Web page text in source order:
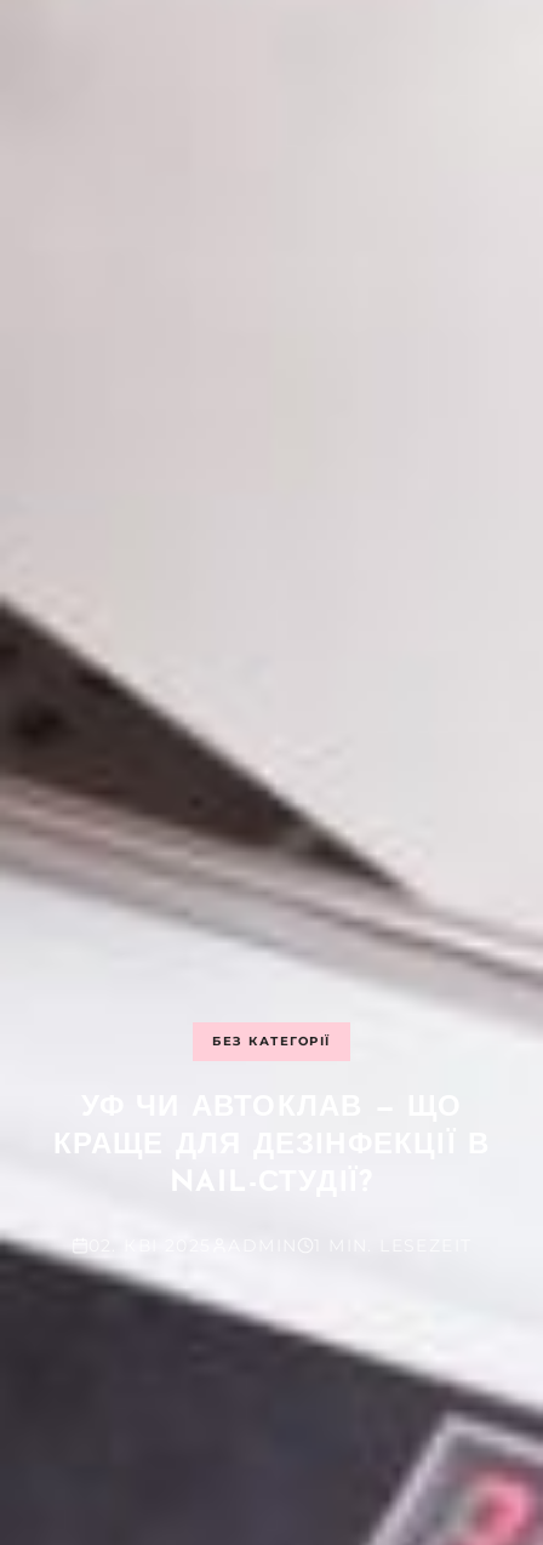
БЕЗ КАТЕГОРІЇ
КРАЩЕ ДЛЯ ДЕЗІНФЕКЦІЇ В